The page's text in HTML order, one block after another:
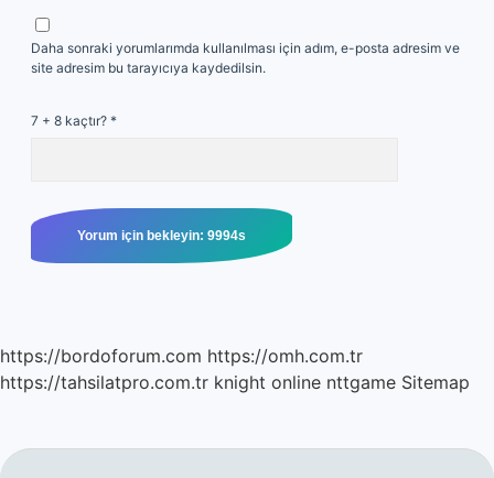
Daha sonraki yorumlarımda kullanılması için adım, e-posta adresim ve
site adresim bu tarayıcıya kaydedilsin.
7 + 8 kaçtır? *
https://bordoforum.com https://omh.com.tr
https://tahsilatpro.com.tr knight online nttgame Sitemap